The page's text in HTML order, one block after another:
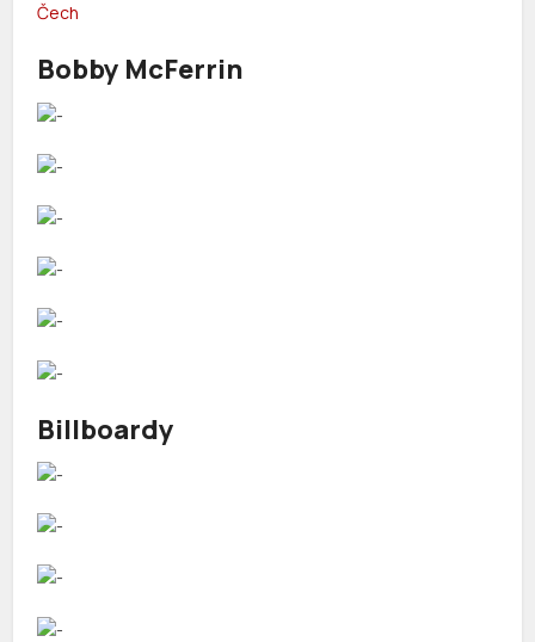
Čech
Bobby McFerrin
Billboardy